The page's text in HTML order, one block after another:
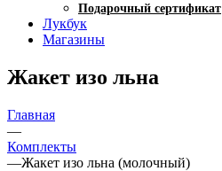
Подарочный сертификат
Лукбук
Магазины
Жакет изо льна
Главная
—
Комплекты
—Жакет изо льна (молочный)